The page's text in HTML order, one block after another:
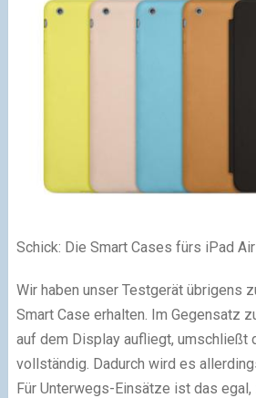
Schick: Die Smart Cases fürs iPad Air
Wir haben unser Testgerät übrigens
Smart Case erhalten. Im Gegensatz
auf dem Display aufliegt, umschließt
vollständig. Dadurch wird es
Für Unterwegs-Einsätze ist das egal,